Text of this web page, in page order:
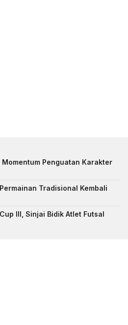
Penguatan Karakter
Tradisional Kembali
III, Sinjai Bidik Atlet Futsal